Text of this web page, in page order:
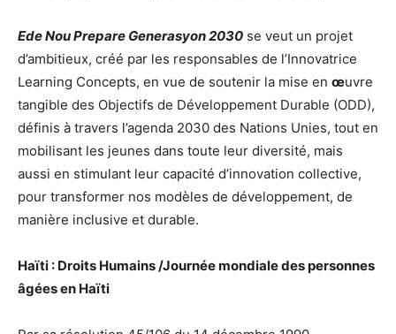
Ede Nou Prepare Generasyon 2030 se veut un projet
d’ambitieux, créé par les responsables de l’Innovatrice
Learning Concepts, en vue de soutenir la mise en œuvre
tangible des Objectifs de Développement Durable (ODD),
définis à travers l’agenda 2030 des Nations Unies, tout en
mobilisant les jeunes dans toute leur diversité, mais
aussi en stimulant leur capacité d’innovation collective,
pour transformer nos modèles de développement, de
manière inclusive et durable.
Haïti : Droits Humains /Journée mondiale des personnes
âgées en Haïti